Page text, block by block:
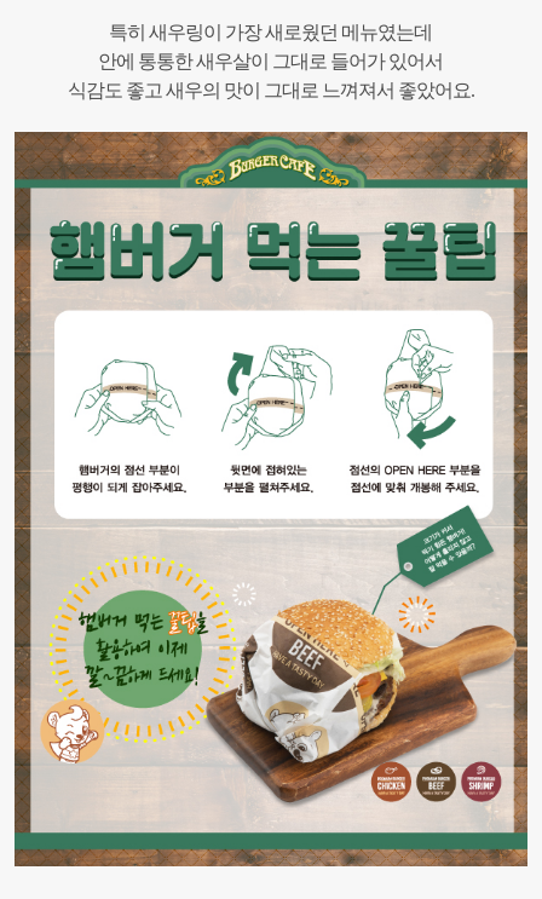
특히 새우링이 가장 새로웠던 메뉴였는데
안에 통통한 새우살이 그대로 들어가 있어서
식감도 좋고 새우의 맛이 그대로 느껴져서 좋았어요.